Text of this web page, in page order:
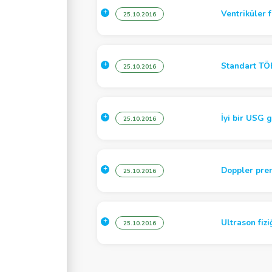
25.10.2016 Ventriküler
25.10.2016 Standart
25.10.2016 İyi bir USG
25.10.2016 Doppler
25.10.2016 Ultrason